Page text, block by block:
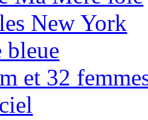
New York
bleue
et 32